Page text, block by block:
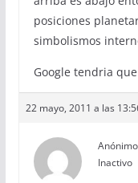
posiciones
simbolismos
Google tendria
22 mayo, 2011 a las
Anónimo
Inactivo